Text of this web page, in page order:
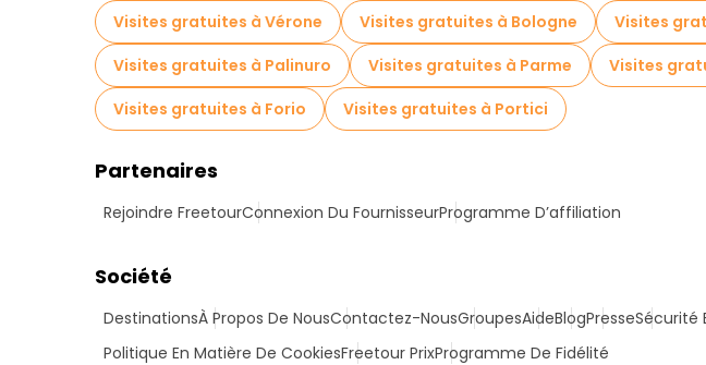
Visites gratuites à Vérone
Visites gratuites à Bologne Visites
Visites gratuites à Palinuro
Visites gratuites à Parme Visites
Visites gratuites à Forio
Visites gratuites à Portici
Partenaires
Rejoindre FreetourConnexion Du FournisseurProgramme D’affiliation
Société
DestinationsÀ Propos De NousContactez-NousGroupesAideBlogPresseSécurité
Politique En Matière De CookiesFreetour PrixProgramme De Fidélité